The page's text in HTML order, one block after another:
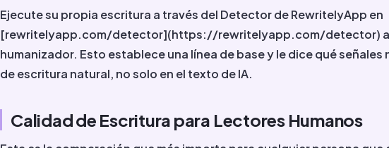
Ejecute su propia escritura a través del Detector de RewritelyApp en
[rewritelyapp.com/detector](https://rewritelyapp.com/detector)
humanizador. Esto establece una línea de base y le dice qué
de escritura natural, no solo en el texto de IA.
Calidad de Escritura para Lectores Humanos